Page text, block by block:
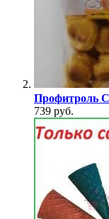
Профитроль
739 руб.